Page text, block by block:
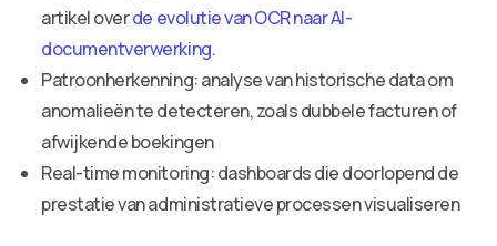
artikel overde evolutie van OCR naar AI-
documentverwerking.
Patroonherkenning: analyse van historische data om
anomalieën te detecteren, zoals dubbele facturen of
afwijkende boekingen
Real-time monitoring: dashboards die doorlopend de
prestatie van administratieve processen visualiseren